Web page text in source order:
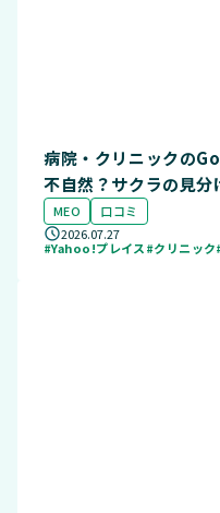
病院・クリニックの
不自然？サクラの見
MEO
口コミ
2026.07.27
#Yahoo!プレイス#クリニック